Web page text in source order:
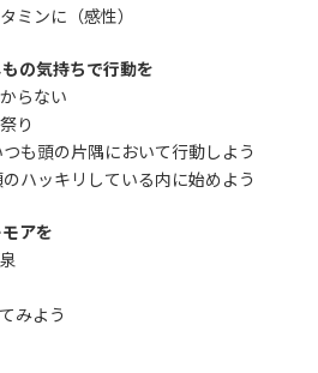
ミンに（感性）
の気持ちで行動を
らない
り
つも頭の片隅において行動しよう
のハッキリしている内に始めよう
アを
泉
みよう